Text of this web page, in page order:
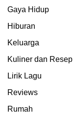
Gaya Hidup
Hiburan
Keluarga
Kuliner dan Resep
Lirik Lagu
Reviews
Rumah